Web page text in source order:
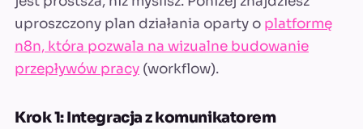
uproszczony plan działania oparty o platformę
n8n, która pozwala na wizualne budowanie
przepływów pracy (workflow).
Krok 1: Integracja z komunikatorem